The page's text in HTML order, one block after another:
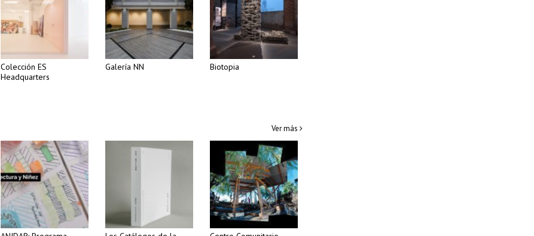
Colección ES
Headquarters
Galería NN Biotopia
Ver más